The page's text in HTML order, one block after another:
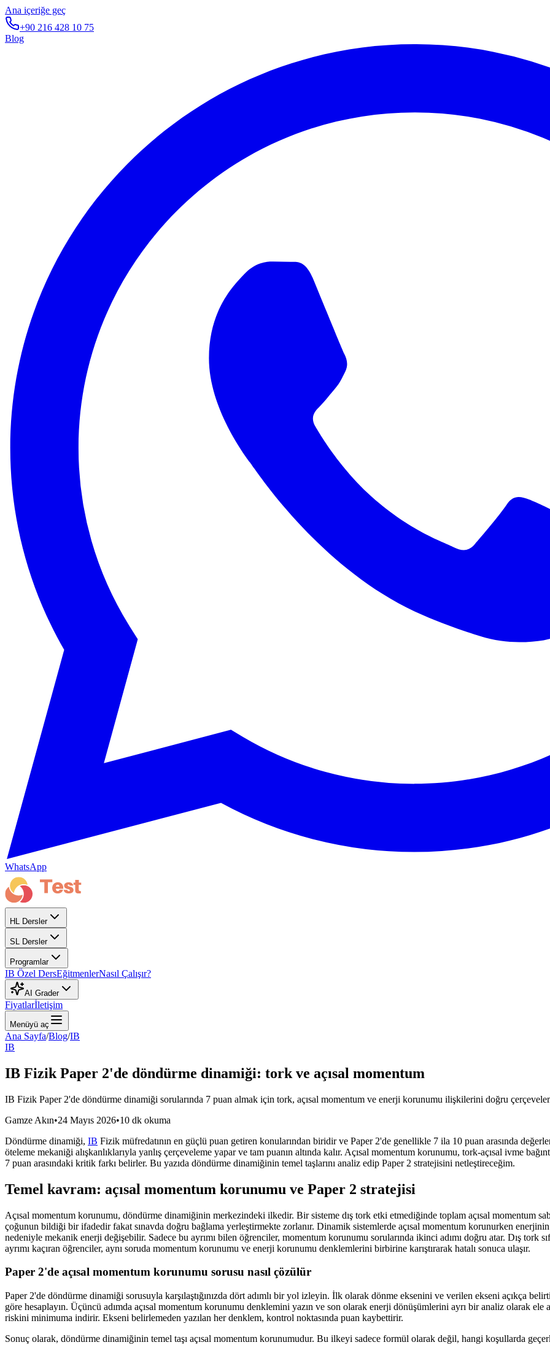
Ana içeriğe geç
+90 216 428 10 75
Blog
WhatsApp
HL Dersler
SL Dersler
Programlar
IB Özel DersEğitmenlerNasıl Çalışır?
AI Grader
Fiyatlarİletişim
Menüyü aç
Ana Sayfa/Blog/IB
IB
IB Fizik Paper 2'de döndürme dinamiği: tork ve açısal momentum
IB Fizik Paper 2'de döndürme dinamiği sorularında 7 puan almak için tork, açısal momentum ve enerji korunumu ilişkilerini doğru
Gamze Akın•24 Mayıs 2026•10 dk okuma
Döndürme dinamiği, IB Fizik müfredatının en güçlü puan getiren konularından biridir ve Paper 2'de genellikle 7 ila 10 puan arasında
öteleme mekaniği alışkanlıklarıyla yanlış çerçeveleme yapar ve tam puanın altında kalır. Açısal momentum korunumu, tork-açısal ivme
7 puan arasındaki kritik farkı belirler. Bu yazıda döndürme dinamiğinin temel taşlarını analiz edip Paper 2 stratejisini netleştireceğim.
Temel kavram: açısal momentum korunumu ve Paper 2 stratejisi
Açısal momentum korunumu, döndürme dinamiğinin merkezindeki ilkedir. Bir sisteme dış tork etki etmediğinde toplam açısal momentum
çoğunun bildiği bir ifadedir fakat sınavda doğru bağlama yerleştirmekte zorlanır. Dinamik sistemlerde açısal momentum korunurken
nedeniyle mekanik enerji değişebilir. Sadece bu ayrımı bilen öğrenciler, momentum korunumu sorularında ikinci adımı doğru atar. Dış tork
ayrımı kaçıran öğrenciler, aynı soruda momentum korunumu ve enerji korunumu denklemlerini birbirine karıştırarak hatalı sonuca ulaşır.
Paper 2'de açısal momentum korunumu sorusu nasıl çözülür
Paper 2'de döndürme dinamiği sorusuyla karşılaştığınızda dört adımlı bir yol izleyin. İlk olarak dönme eksenini ve verilen ekseni açıkça
göre hesaplayın. Üçüncü adımda açısal momentum korunumu denklemini yazın ve son olarak enerji dönüşümlerini ayrı bir analiz olarak ele
riskini minimuma indirir. Ekseni belirlemeden yazılan her denklem, kontrol noktasında puan kaybettirir.
Sonuç olarak, döndürme dinamiğinin temel taşı açısal momentum korunumudur. Bu ilkeyi sadece formül olarak değil, hangi koşullarda